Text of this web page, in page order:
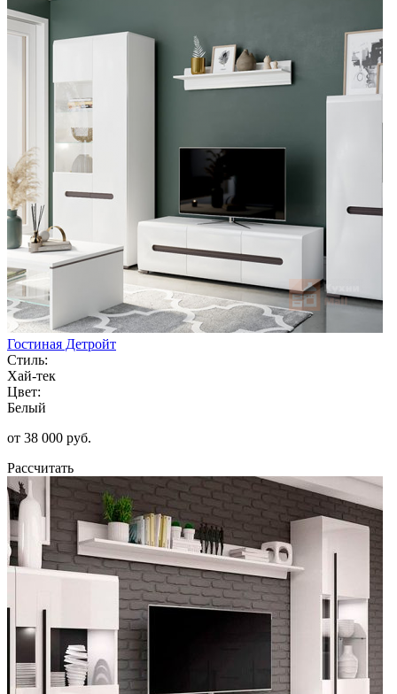
Гостиная Детройт
Стиль:
Хай-тек
Цвет:
Белый
от 38 000 руб.
Рассчитать